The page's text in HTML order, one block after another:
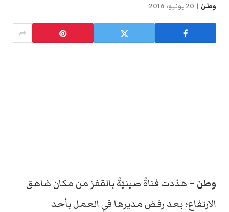
وطن 20 يونيو، 2016
وطن – هدّدت فتاةٌ صينيّةٌ بالقفز من مكان شاهق
الارتفاع؛ بعد رفض مديرها في العمل بأحد